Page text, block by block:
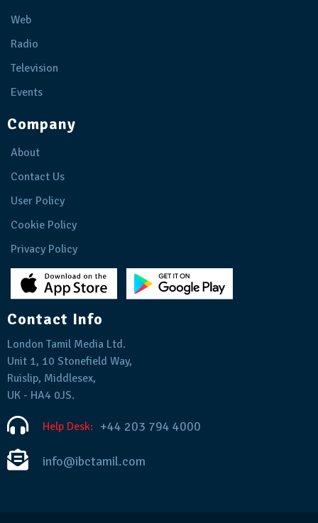
Web
Radio
Television
Events
Company
About
Contact Us
User Policy
Cookie Policy
Privacy Policy
Contact Info
London Tamil Media Ltd.
Unit 1, 10 Stonefield Way,
Ruislip, Middlesex,
UK - HA4 0JS.
Help Desk: +44 203 794 4000
info@ibctamil.com